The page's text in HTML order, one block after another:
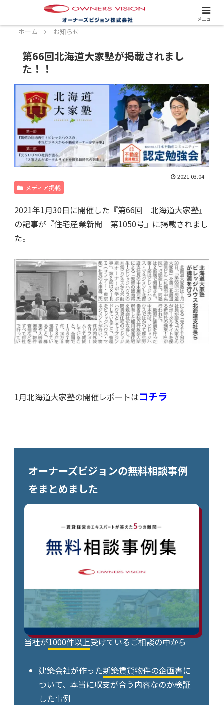
スタッフ募集中！詳しくはこちら！
ホーム お知らせ
第66回北海道大家塾が掲載されまし
た！！
2021.03.04
メディア掲載
2021年1月30日に開催した『第66回 北海道大家塾』
の記事が『住宅産業新聞 第1050号』に掲載されまし
た。
1月北海道大家塾の開催レポートはコチラ
オーナーズビジョンの無料相談事例
をまとめました
当社が1000件以上受けているご相談の中から
建築会社が作った新築賃貸物件の企画書に
ついて、本当に収支が合う内容なのか検証
した事例
メニュー